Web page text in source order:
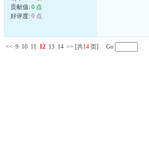
贡献值: 0 点
好评度: 0 点
<< 9 10 11 12 13 14 >> [共14 页] Go